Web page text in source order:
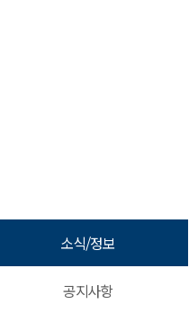
소식/정보
공지사항